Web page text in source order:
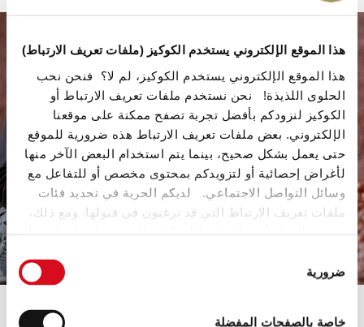
هذا الموقع الإلكتروني يستخدم الكوكيز (ملفات تعريف الارتباط)
هذا الموقع الإلكتروني يستخدم الكوكيز، لم لا؟ فنحن نحب
الحلوى اللذيذة! نحن نستخدم ملفات تعريف الارتباط أو
الكوكيز لنزودكم بأفضل تجربة تصفح ممكنة على موقعنا
الإلكتروني. بعض ملفات تعريف الارتباط هذه ضرورية للموقع
حتى يعمل بشكل صحيح، بينما يتم استخدام البعض الآخر منها
لأغراض إحصائية أو لتزويدكم بمحتوى مخصص أو للتفاعل مع
وسائل التواصل الاجتماعي. لديكم الحرية في تحديد فئات
ملفات تعريف الارتباط التي قد ترغبون في قبولها. ومع ذلك،
(template: Cookies Cookiebot information letter_AR V2.0)
اختيار
الموافقة
ضرورية
خاصة بالصفحات المفضلة